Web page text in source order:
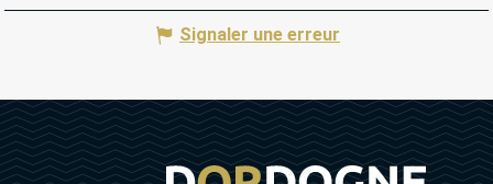
Signaler une erreur